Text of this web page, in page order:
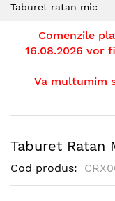
Taburet ratan mic
Comenzile
16.08.2026 vor
Va multumim
Taburet Ratan
Cod produs